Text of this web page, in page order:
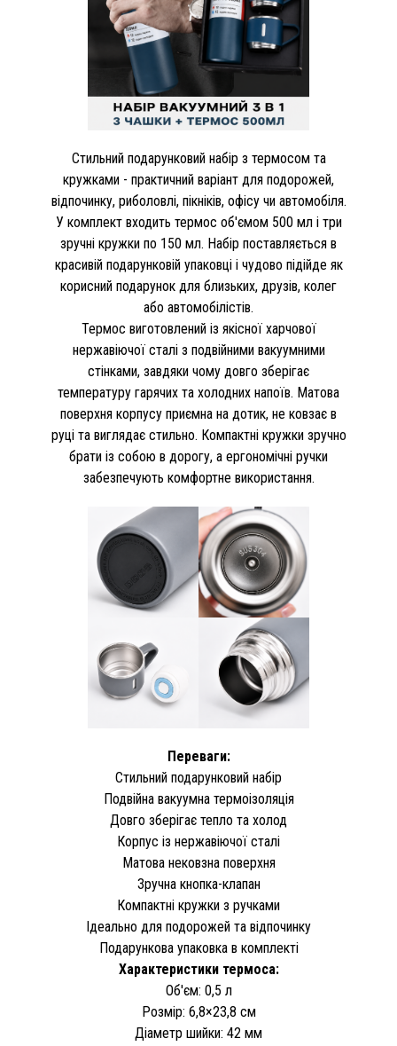
Стильний подарунковий набір з термосом та
кружками - практичний варіант для подорожей,
відпочинку, риболовлі, пікніків, офісу чи автомобіля.
У комплект входить термос об'ємом 500 мл і три
зручні кружки по 150 мл. Набір поставляється в
красивій подарунковій упаковці і чудово підійде як
корисний подарунок для близьких, друзів, колег
або автомобілістів.
Термос виготовлений із якісної харчової
нержавіючої сталі з подвійними вакуумними
стінками, завдяки чому довго зберігає
температуру гарячих та холодних напоїв. Матова
поверхня корпусу приємна на дотик, не ковзає в
руці та виглядає стильно. Компактні кружки зручно
брати із собою в дорогу, а ергономічні ручки
забезпечують комфортне використання.
Переваги:
Стильний подарунковий набір
Подвійна вакуумна термоізоляція
Довго зберігає тепло та холод
Корпус із нержавіючої сталі
Матова нековзна поверхня
Зручна кнопка-клапан
Компактні кружки з ручками
Ідеально для подорожей та відпочинку
Подарункова упаковка в комплекті
Характеристики термоса:
Об'єм: 0,5 л
Розмір: 6,8×23,8 см
Діаметр шийки: 42 мм